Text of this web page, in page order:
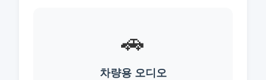
🚗
차량용 오디오